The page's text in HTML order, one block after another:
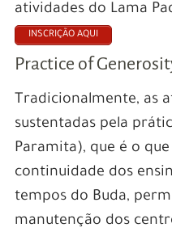
atividades do Lama
INSCRIÇÃO AQUI
Practice of
Tradicionalmente, as
sustentadas pela
Paramita), que é o
continuidade dos
tempos do Buda,
manutenção dos